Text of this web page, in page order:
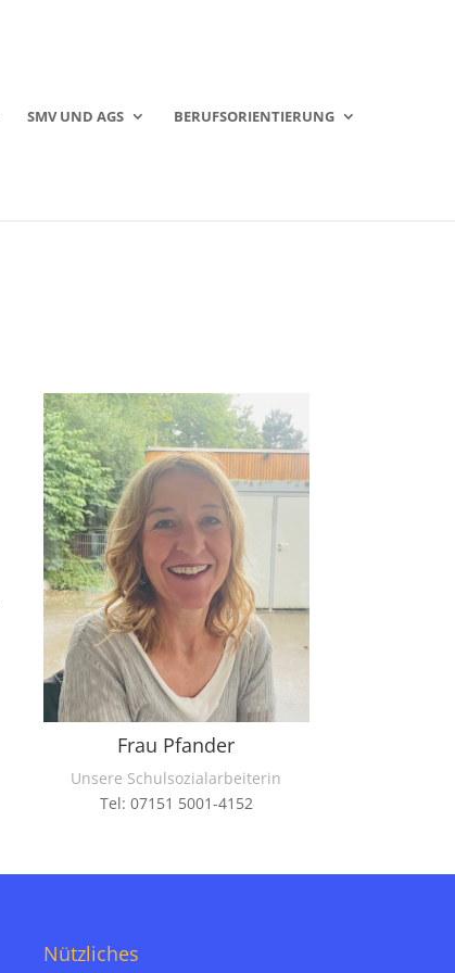
SMV UND AGS BERUFSORIENTIERUNG
Frau Pfander
Unsere Schulsozialarbeiterin
Tel: 07151 5001-4152
Nützliches